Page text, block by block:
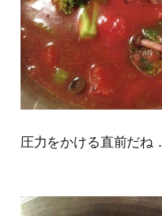
圧力をかける直前だね．